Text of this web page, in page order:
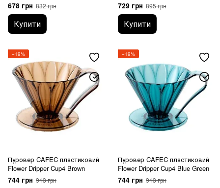
678 грн 832 грн
Купити
729 грн 895 грн
Купити
−19%
Пуровер CAFEC пластиковий
Flower Dripper Cup4 Brown
744 грн 913 грн
−19%
Пуровер CAFEC пластиковий
Flower Dripper Cup4 Blue Green
744 грн 913 грн